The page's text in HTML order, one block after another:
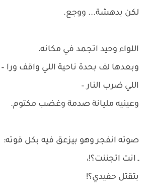
لكن بدهشة... ووجع.
اللواء وحيد اتجمد في مكانه،
وبعدها لف بحدة ناحية اللي واقف
اللي ضرب النار –
وعينيه مليانة صدمة وغضب مكتوم.
صوته انفجر وهو بيزعق فيه بكل قوته:
ـ انت اتجننت؟!،
بتقتل حفيدي؟!